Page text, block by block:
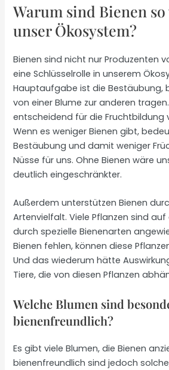
Warum sind Bienen
unser Ökosystem?
Bienen sind nicht nur Produzenten
eine Schlüsselrolle in unserem
Hauptaufgabe ist die Bestäubung,
von einer Blume zur anderen
entscheidend für die Fruchtbildung
Wenn es weniger Bienen gibt,
Bestäubung und damit weniger
Nüsse für uns. Ohne Bienen wäre
deutlich eingeschränkter.
Außerdem unterstützen Bienen
Artenvielfalt. Viele Pflanzen sind
durch spezielle Bienenarten
Bienen fehlen, können diese
Und das wiederum hätte
Tiere, die von diesen Pflanzen
Welche Blumen sind
bienenfreundlich?
Es gibt viele Blumen, die Bienen
bienenfreundlich sind jedoch